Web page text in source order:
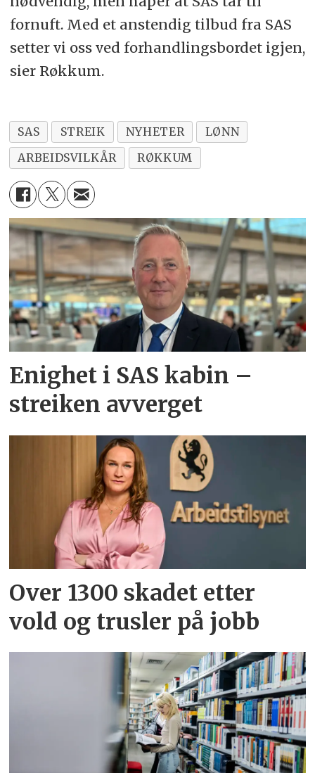
fornuft. Med et anstendig tilbud fra SAS
setter vi oss ved forhandlingsbordet igjen,
sier Røkkum.
SAS STREIK NYHETER
LØNN
ARBEIDSVILKÅR
RØKKUM
Enighet i SAS kabin –
streiken avverget
Over 1300 skadet etter
vold og trusler på jobb